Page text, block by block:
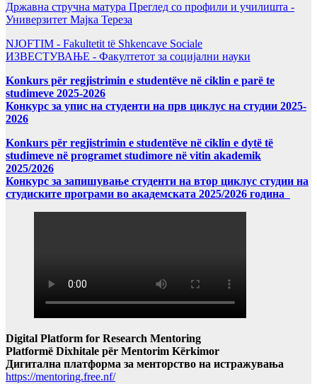
Државна стручна матура Преглед со профили и училишта -
Универзитет Мајка Тереза
NJOFTIM - Fakultetit të Shkencave Sociale
ИЗВЕСТУВАЊЕ - Факултетот за социјални науки
Konkurs për regjistrimin e studentëve në ciklin e parë te
studimeve 2025-2026
Конкурс за упис на студенти на прв циклус на студии 2025-
2026
Konkurs për regjistrimin e studentëve në ciklin e dytë të
studimeve në programet studimore në vitin akademik
2025/2026
Конкурс за запишување студенти на втор циклус студии на
студиските програми во академската 2025/2026 година
Digital Platform for Research Mentoring
Platformë Dixhitale për Mentorim Kërkimor
Дигитална платформа за менторство на истражувања
https://mentoring.free.nf/